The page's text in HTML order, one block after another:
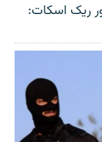
ریک اسکات: